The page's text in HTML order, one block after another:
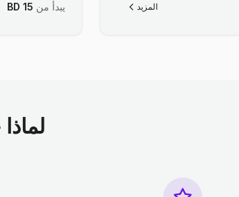
المزيد يبدأ من BD 15